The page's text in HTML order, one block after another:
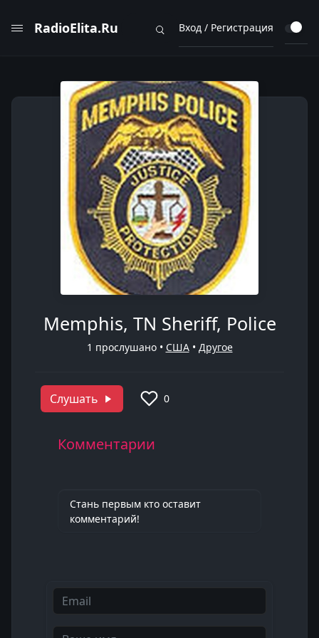
RadioElita.Ru Вход / Регистрация
Memphis, TN Sheriff, Police
1 прослушано • США• Другое
Слушать 0
Комментарии
Стань первым кто оставит
комментарий!